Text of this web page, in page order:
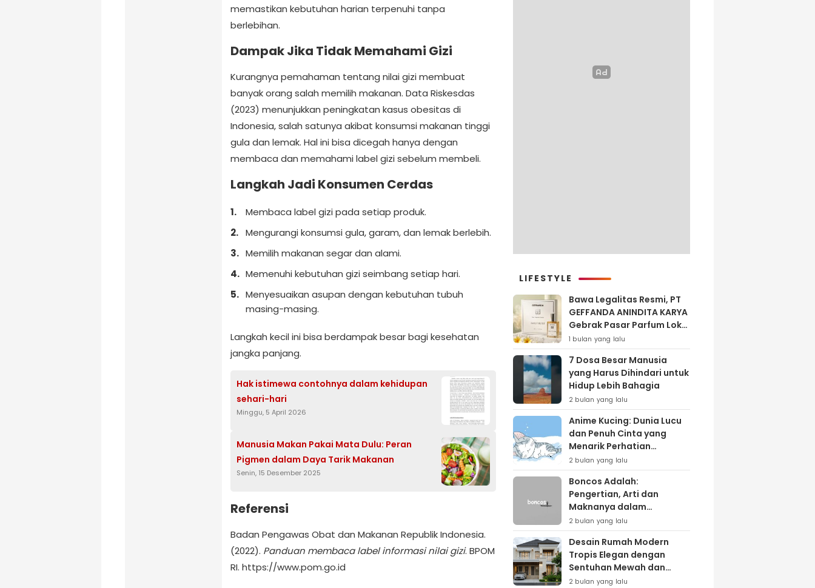
memastikan kebutuhan harian terpenuhi tanpa
berlebihan.
Dampak Jika Tidak Memahami Gizi
Kurangnya pemahaman tentang nilai gizi membuat
banyak orang salah memilih makanan. Data Riskesdas
(2023) menunjukkan peningkatan kasus obesitas di
Indonesia, salah satunya akibat konsumsi makanan tinggi
gula dan lemak. Hal ini bisa dicegah hanya dengan
membaca dan memahami label gizi sebelum membeli.
Langkah Jadi Konsumen Cerdas
Membaca label gizi pada setiap produk.
Mengurangi konsumsi gula, garam, dan lemak berlebih.
Memilih makanan segar dan alami.
Memenuhi kebutuhan gizi seimbang setiap hari.
Menyesuaikan asupan dengan kebutuhan tubuh
masing-masing.
Langkah kecil ini bisa berdampak besar bagi kesehatan
jangka panjang.
Hak istimewa contohnya dalam kehidupan
sehari-hari
Minggu, 5 April 2026
Manusia Makan Pakai Mata Dulu: Peran
Pigmen dalam Daya Tarik Makanan
Senin, 15 Desember 2025
Referensi
Badan Pengawas Obat dan Makanan Republik Indonesia.
(2022). Panduan membaca label informasi nilai gizi. BPOM
RI. https://www.pom.go.id
LIFESTYLE
Bawa Legalitas Resmi, PT
GEFFANDA ANINDITA KARYA
Gebrak Pasar Parfum Lokal
Lewat Varian ‘Daily Bliss’
1 bulan yang lalu
7 Dosa Besar Manusia
yang Harus Dihindari untuk
Hidup Lebih Bahagia
2 bulan yang lalu
Anime Kucing: Dunia Lucu
dan Penuh Cinta yang
Menarik Perhatian
Penggemar
2 bulan yang lalu
Boncos Adalah:
Pengertian, Arti dan
Maknanya dalam
Kehidupan Sehari-hari
2 bulan yang lalu
Desain Rumah Modern
Tropis Elegan dengan
Sentuhan Mewah dan
Natural
2 bulan yang lalu